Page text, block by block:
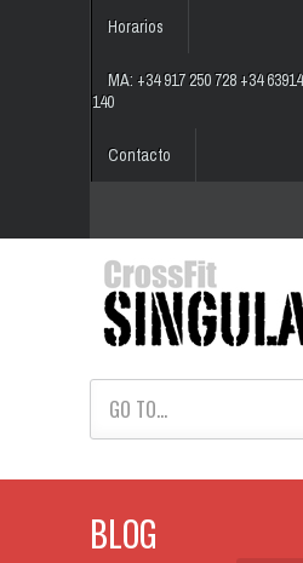
Horarios
MA: +34 917 250 728 +34
140
Contacto
GO TO...
BLOG